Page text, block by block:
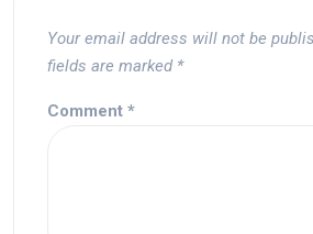
Your email address will not be
fields are marked *
Comment *